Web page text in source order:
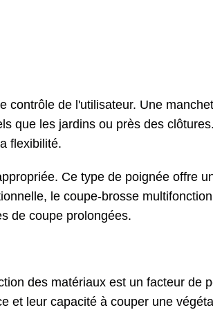
de l'utilisateur. Une
que les jardins ou près des
flexibilité.
Ce type de poignée offre
le coupe-brosse
de coupe prolongées.
des matériaux est un facteur de
et leur capacité à couper une